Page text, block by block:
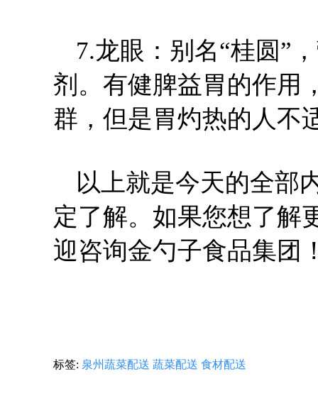
7.龙眼：别名“桂圆”
剂。有健脾益胃的作用
群，但是胃灼热的人不
以上就是今天的全部
定了解。如果您想了解
迎咨询金勺子食品集团
标签: 泉州蔬菜配送 蔬菜配送 食材配送